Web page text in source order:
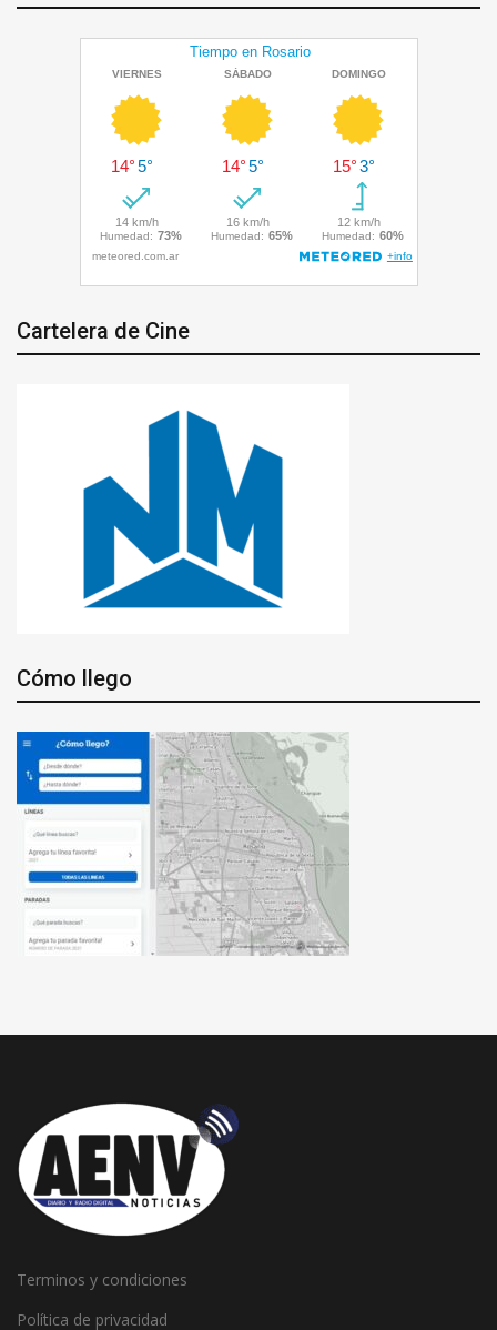
Cartelera de Cine
Cómo llego
Terminos y condiciones
Política de privacidad